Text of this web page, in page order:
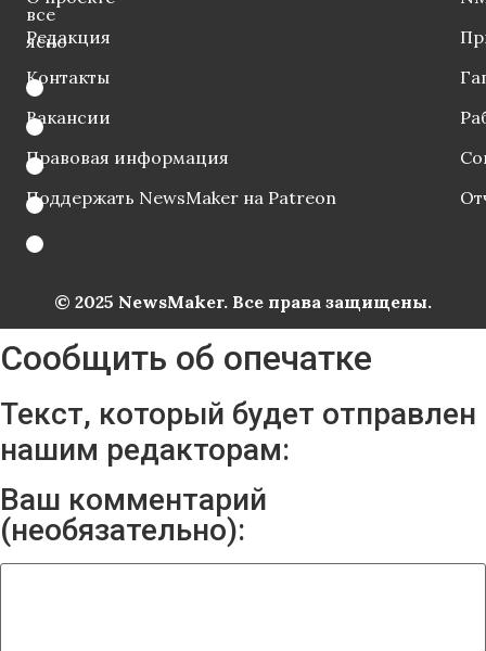
все
ясно
Редакция
Контакты
Вакансии
Правовая информация
Поддержать NewsMaker на Patreon
© 2025 NewsMaker. Все права защищены.
Сообщить об опечатке
Текст, который будет отправлен
нашим редакторам:
Ваш комментарий
(необязательно):